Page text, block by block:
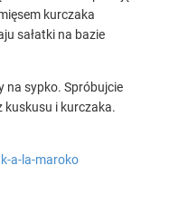
kurczaka
sałatki na bazie
na sypko. Spróbujcie
kuskusu i kurczaka.
a-la-maroko